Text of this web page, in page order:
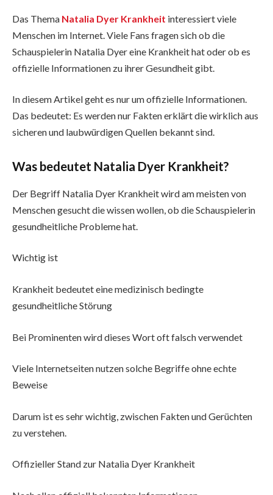
Das Thema Natalia Dyer Krankheit interessiert viele
Menschen im Internet. Viele Fans fragen sich ob die
Schauspielerin Natalia Dyer eine Krankheit hat oder ob es
offizielle Informationen zu ihrer Gesundheit gibt.
In diesem Artikel geht es nur um offizielle Informationen.
Das bedeutet: Es werden nur Fakten erklärt die wirklich aus
sicheren und laubwürdigen Quellen bekannt sind.
Was bedeutet Natalia Dyer Krankheit?
Der Begriff Natalia Dyer Krankheit wird am meisten von
Menschen gesucht die wissen wollen, ob die Schauspielerin
gesundheitliche Probleme hat.
Wichtig ist
Krankheit bedeutet eine medizinisch bedingte
gesundheitliche Störung
Bei Prominenten wird dieses Wort oft falsch verwendet
Viele Internetseiten nutzen solche Begriffe ohne echte
Beweise
Darum ist es sehr wichtig, zwischen Fakten und Gerüchten
zu verstehen.
Offizieller Stand zur Natalia Dyer Krankheit